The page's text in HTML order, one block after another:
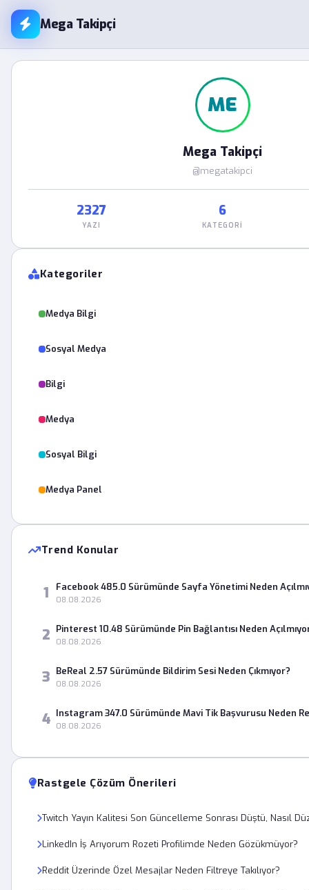
Mega Takipçi
ME
Mega Takipçi
@megatakipci
2327
YAZI
6
KATEGORI
Kategoriler
Medya Bilgi
Sosyal Medya
Bilgi
Medya
Sosyal Bilgi
Medya Panel
Trend Konular
1 Facebook 485.0 Sürümünde Sayfa Yönetimi Neden
08.08.2026
2 Pinterest 10.48 Sürümünde Pin Bağlantısı Neden
08.08.2026
3 BeReal 2.57 Sürümünde Bildirim Sesi Neden Çıkmıyor?
08.08.2026
4 Instagram 347.0 Sürümünde Mavi Tik Başvurusu Neden
08.08.2026
Rastgele Çözüm Önerileri
Twitch Yayın Kalitesi Son Güncelleme Sonrası Düştü, Nasıl
LinkedIn İş Arıyorum Rozeti Profilimde Neden Gözükmüyor?
Reddit Üzerinde Özel Mesajlar Neden Filtreye Takılıyor?